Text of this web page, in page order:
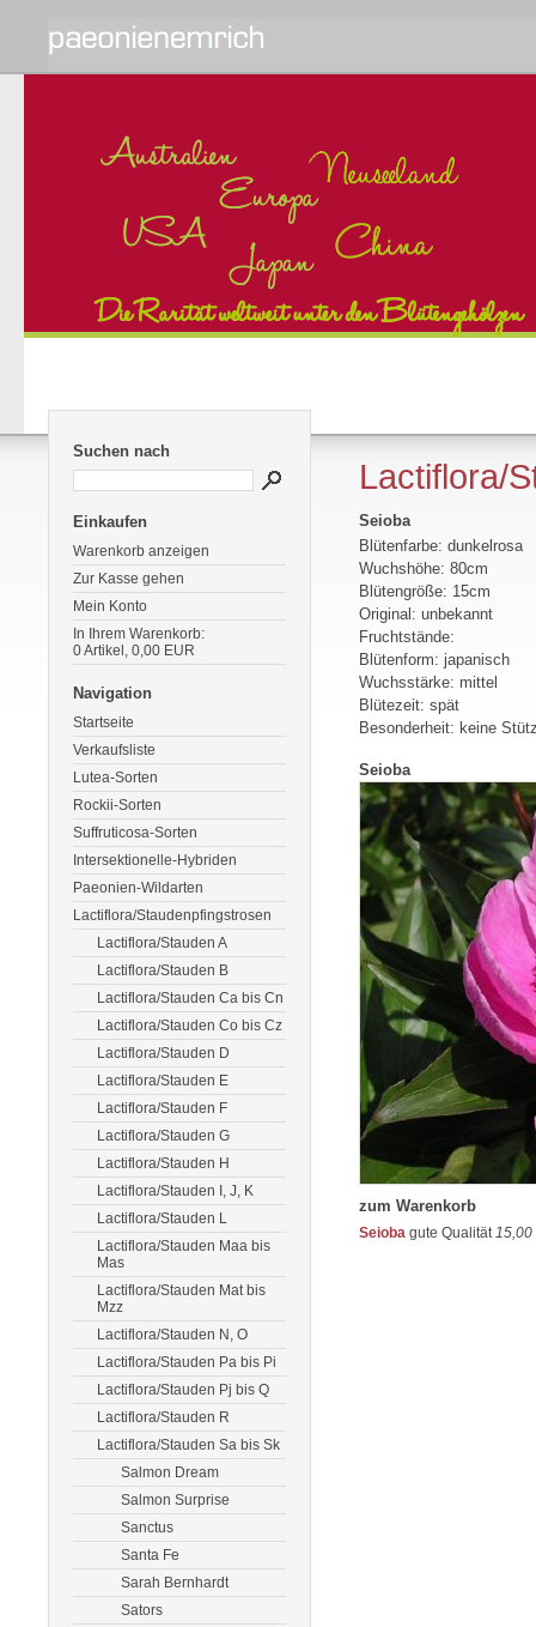
Suchen nach
Einkaufen
Warenkorb anzeigen
Zur Kasse gehen
Mein Konto
In Ihrem Warenkorb:
0Artikel, 0,00 EUR
Navigation
Startseite
Verkaufsliste
Lutea-Sorten
Rockii-Sorten
Suffruticosa-Sorten
Intersektionelle-Hybriden
Paeonien-Wildarten
Lactiflora/Staudenpfingstrosen
Lactiflora/Stauden A
Lactiflora/Stauden B
Lactiflora/Stauden Ca bis Cn
Lactiflora/Stauden Co bis Cz
Lactiflora/Stauden D
Lactiflora/Stauden E
Lactiflora/Stauden F
Lactiflora/Stauden G
Lactiflora/Stauden H
Lactiflora/Stauden I, J, K
Lactiflora/Stauden L
Lactiflora/Stauden Maa bis
Mas
Lactiflora/Stauden Mat bis
Mzz
Lactiflora/Stauden N, O
Lactiflora/Stauden Pa bis Pi
Lactiflora/Stauden Pj bis Q
Lactiflora/Stauden R
Lactiflora/Stauden Sa bis Sk
Salmon Dream
Salmon Surprise
Sanctus
Santa Fe
Sarah Bernhardt
Sators
Lactiflora/
Seioba
Blütenfarbe: dunkelrosa
Wuchshöhe: 80cm
Blütengröße: 15cm
Original: unbekannt
Fruchtstände:
Blütenform: japanisch
Wuchsstärke: mittel
Blütezeit: spät
Besonderheit: keine
Seioba
zum Warenkorb
Seioba gute Qualität15,00